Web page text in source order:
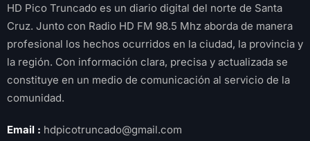
HD Pico Truncado es un diario digital del norte de Santa
Cruz. Junto con Radio HD FM 98.5 Mhz aborda de manera
profesional los hechos ocurridos en la ciudad, la provincia y
la región. Con información clara, precisa y actualizada se
constituye en un medio de comunicación al servicio de la
comunidad.
Email : hdpicotruncado@gmail.com